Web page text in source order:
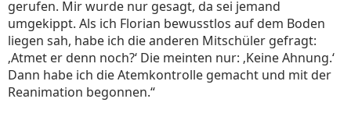
gerufen. Mir wurde nur gesagt, da sei jemand
umgekippt. Als ich Florian bewusstlos auf dem Boden
liegen sah, habe ich die anderen Mitschüler gefragt:
‚Atmet er denn noch?‘ Die meinten nur: ‚Keine Ahnung.‘
Dann habe ich die Atemkontrolle gemacht und mit der
Reanimation begonnen.“